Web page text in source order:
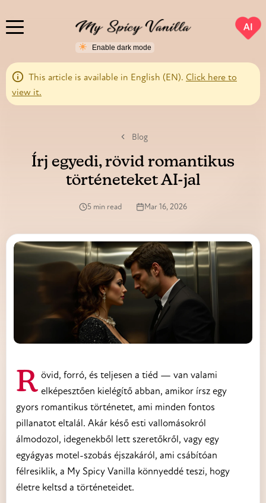
AI
This article is available in English (EN). Click here to
view it.
Blog
Írj egyedi, rövid romantikus
történeteket AI-jal
5 min read Mar 16, 2026
Rövid, forró, és teljesen a tiéd — van valami elképesztően kielégítő abban, amikor írsz egy
gyors romantikus történetet, ami minden fontos
pillanatot eltalál. Akár késő esti vallomásokról
álmodozol, idegenekből lett szeretőkről, vagy egy
egyágyas motel-szobás éjszakáról, ami csábítóan
félresiklik, a My Spicy Vanilla könnyeddé teszi, hogy
életre keltsd a történeteidet.